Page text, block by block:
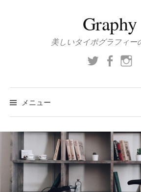
ス
キ
Graphy
美しいタイポグラフィー
Twitter Facebook
メニュー